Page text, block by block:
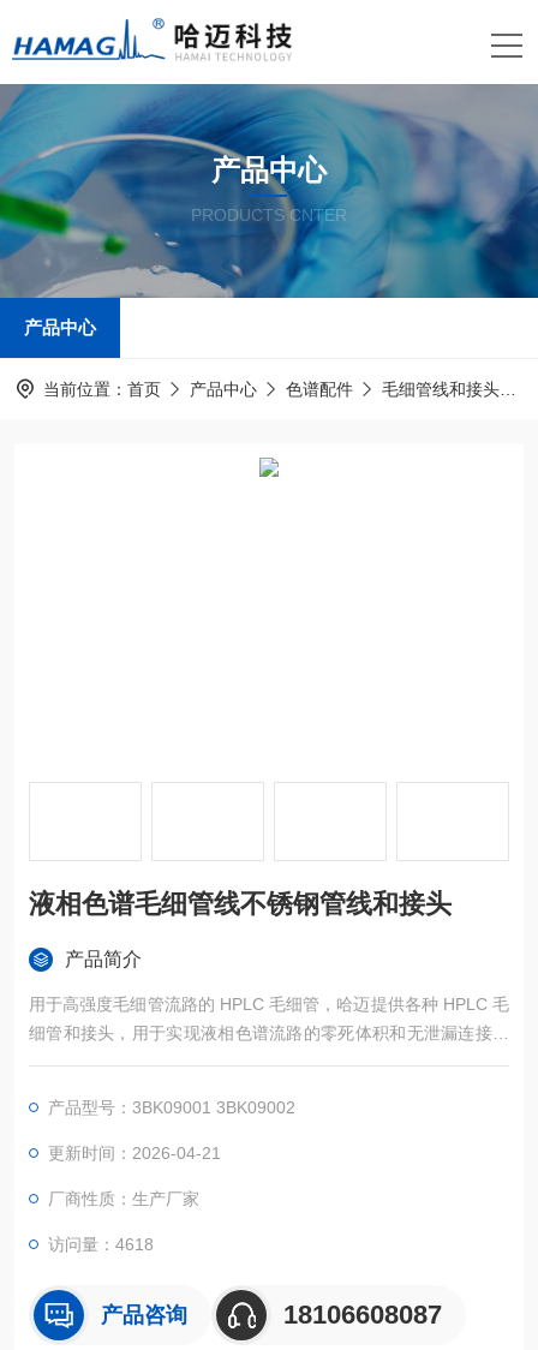
产品中心
PRODUCTS CNTER
产品中心
当前位置： 首页 产品中心 色谱配件 毛细管线和接头
液相色谱毛细管线不锈钢管线和接头
产品简介
用于高强度毛细管流路的 HPLC 毛细管，哈迈提供各种 HPLC 毛
细管和接头，用于实现液相色谱流路的零死体积和无泄漏连接。
毛细管的端口精确地垂直切割、无毛刺、内径不变形。这些毛细
需求。不同型号可兼容多个进口色谱品牌仪器和色谱柱。
产品型号：3BK09001 3BK09002
更新时间：2026-04-21
厂商性质：生产厂家
访问量：4618
产品咨询 18106608087